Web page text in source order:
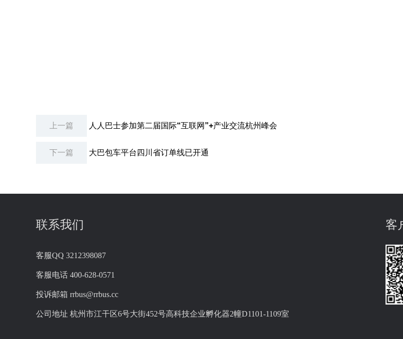
上一篇 人人巴士参加第二届国际“互联网”+产业交流杭州峰会
下一篇 大巴包车平台四川省订单线已开通
联系我们
客服QQ 3212398087
客服电话 400-628-0571
投诉邮箱 rrbus@rrbus.cc
公司地址 杭州市江干区6号大街452号高科技企业孵化器2幢D1101-1109室
客